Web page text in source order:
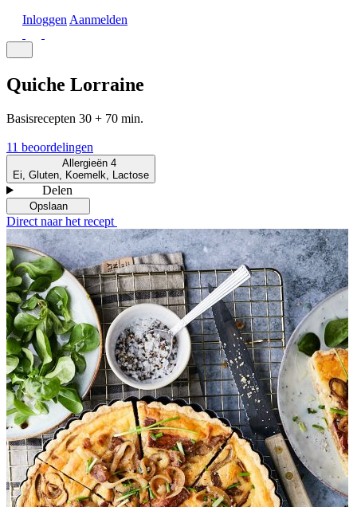
Inloggen Aanmelden
Quiche Lorraine
Basisrecepten 30 + 70 min.
11 beoordelingen
Allergieën 4
Ei, Gluten, Koemelk, Lactose
Delen
Opslaan
Direct naar het recept